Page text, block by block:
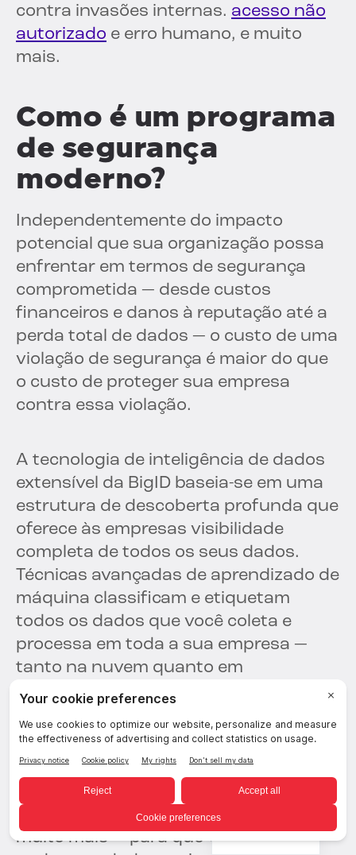
contra invasões internas. acesso não
autorizado e erro humano, e muito
mais.
Como é um programa
de segurança
moderno?
Independentemente do impacto
potencial que sua organização possa
enfrentar em termos de segurança
comprometida — desde custos
financeiros e danos à reputação até a
perda total de dados — o custo de uma
violação de segurança é maior do que
o custo de proteger sua empresa
contra essa violação.
A tecnologia de inteligência de dados
extensível da BigID baseia-se em uma
estrutura de descoberta profunda que
oferece às empresas visibilidade
completa de todos os seus dados.
Técnicas avançadas de aprendizado de
máquina classificam e etiquetam
todos os dados que você coleta e
processa em toda a sua empresa —
tanto na nuvem quanto em
infraestruturas locais.
Identifique e mapeie dados por
informações pessoais de clientes e
funcionários, propriedade intelectual,
dados confidenciais, dados críticos e
muito mais — para que você saiba
Portuguese